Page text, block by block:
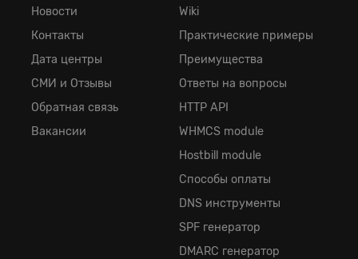
Новости
Контакты
Дата центры
СМИ и Отзывы
Обратная cвязь
Вакансии
Wiki
Практические примеры
Преимущества
Ответы на вопросы
HTTP API
WHMCS module
Hostbill module
Способы оплаты
DNS инструменты
SPF генератор
DMARC генератор